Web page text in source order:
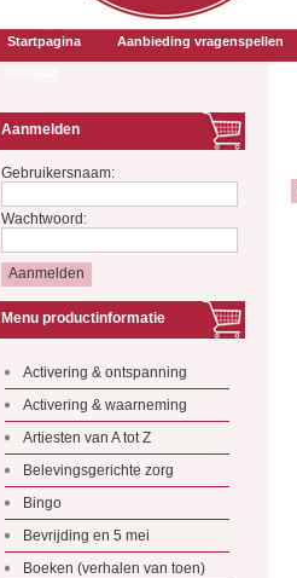
Startpagina Aanbieding vragenspellen
Aanmelden
Gebruikersnaam:
Wachtwoord:
Menu productinformatie
Activering & ontspanning
Activering & waarneming
Artiesten van A tot Z
Belevingsgerichte zorg
Bingo
Bevrijding en 5 mei
Boeken (verhalen van toen)